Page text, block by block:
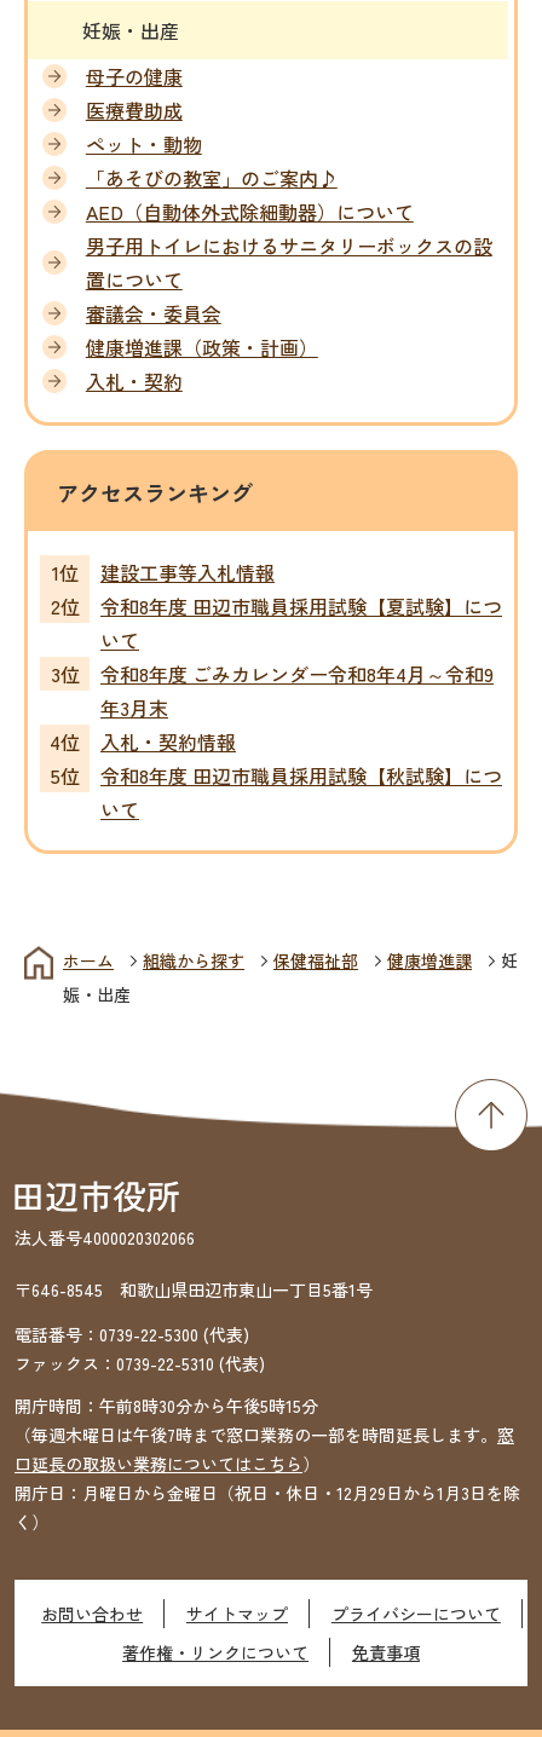
妊娠・出産
母子の健康
医療費助成
ペット・動物
「あそびの教室」のご案内♪
AED（自動体外式除細動器）について
男子用トイレにおけるサニタリーボックスの設
置について
審議会・委員会
健康増進課（政策・計画）
入札・契約
アクセスランキング
建設工事等入札情報
令和8年度 田辺市職員採用試験【夏試験】につ
いて
令和8年度 ごみカレンダー令和8年4月～令和9
年3月末
入札・契約情報
令和8年度 田辺市職員採用試験【秋試験】につ
いて
ホーム 組織から探す 保健福祉部 健康増進課
妊
娠・出産
法人番号4000020302066
〒646-8545 和歌山県田辺市東山一丁目5番1号
電話番号： 0739-22-5300 (代表)
ファックス： 0739-22-5310 (代表)
開庁時間：午前8時30分から午後5時15分
（毎週木曜日は午後7時まで窓口業務の一部を時間延長します。 窓
口延長の取扱い業務についてはこちら）
開庁日：月曜日から金曜日（祝日・休日・12月29日から1月3日を除
く）
お問い合わせ サイトマップ
プライバシーについて
著作権・リンクについて
免責事項